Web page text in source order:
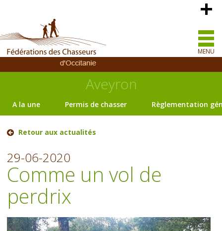
MENU
Aveyron
A la une Permis de chasser Règlementation
Retour aux actualités
29-06-2020
Comme un vol de
perdrix